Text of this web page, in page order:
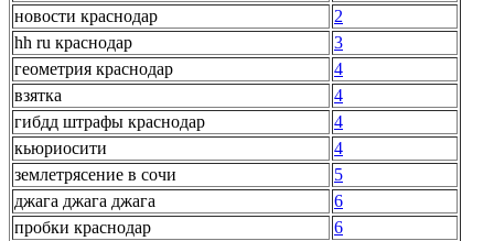
новости краснодар
2
hh ru краснодар
3
геометрия краснодар
4
взятка
4
гибдд штрафы краснодар
4
кьюриосити
4
землетрясение в сочи
5
джага джага джага
6
пробки краснодар
6